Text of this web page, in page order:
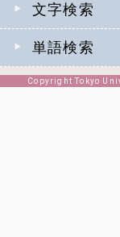
文字検索
単語検索
Copyright Tokyo